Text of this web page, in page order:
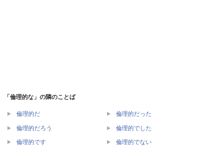
「倫理的な」の隣のことば
倫理的だ 倫理的だった
倫理的だろう 倫理的でした
倫理的です 倫理的でない